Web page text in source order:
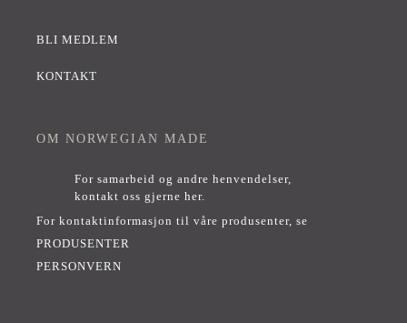
BLI MEDLEM
KONTAKT
OM NORWEGIAN MADE
For samarbeid og andre henvendelser,
kontakt oss gjerne her.
For kontaktinformasjon til våre produsenter, se
PRODUSENTER
PERSONVERN